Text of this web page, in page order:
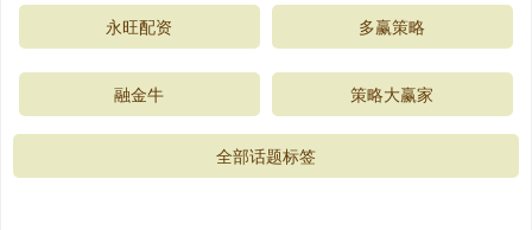
永旺配资 多赢策略
融金牛 策略大赢家
全部话题标签